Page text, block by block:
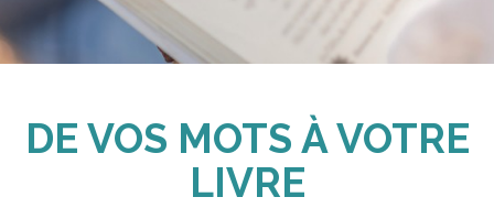
DE VOS MOTS À VOTRE
LIVRE